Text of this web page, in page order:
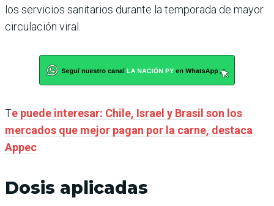
los servicios sanitarios durante la temporada de mayor
circulación viral.
Te puede interesar: Chile, Israel y Brasil son los
mercados que mejor pagan por la carne, destaca
Appec
Dosis aplicadas